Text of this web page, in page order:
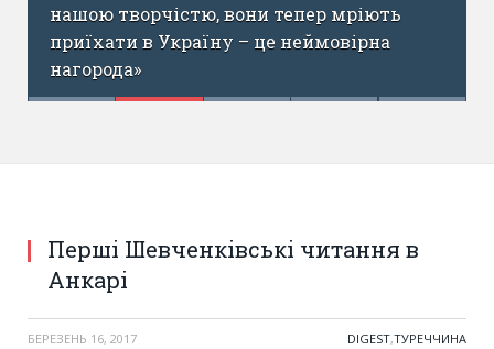
нашою творчістю, вони тепер мріють
приїхати в Україну – це неймовірна
нагорода»
Перші Шевченківські читання в
Анкарі
БЕРЕЗЕНЬ 16, 2017 DIGEST,ТУРЕЧЧИНА